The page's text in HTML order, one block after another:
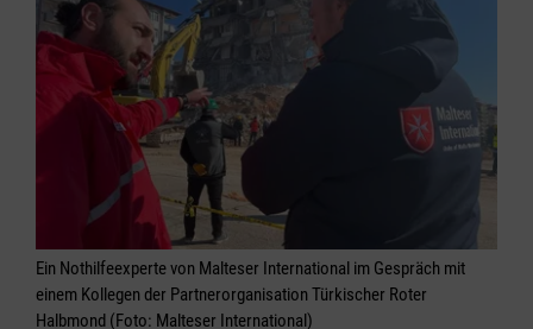
Ein Nothilfeexperte von Malteser International im Gespräch mit
einem Kollegen der Partnerorganisation Türkischer Roter
Halbmond (Foto: Malteser International)